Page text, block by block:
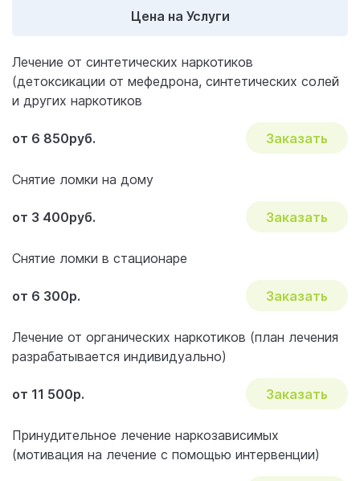
Цена на Услуги
Лечение от синтетических наркотиков
(детоксикации от мефедрона, синтетических солей
и других наркотиков
от 6 850руб. Заказать
Снятие ломки на дому
от 3 400руб. Заказать
Снятие ломки в стационаре
от 6 300р. Заказать
Лечение от органических наркотиков (план лечения
разрабатывается индивидуально)
от 11 500р. Заказать
Принудительное лечение наркозависимых
(мотивация на лечение с помощью интервенции)